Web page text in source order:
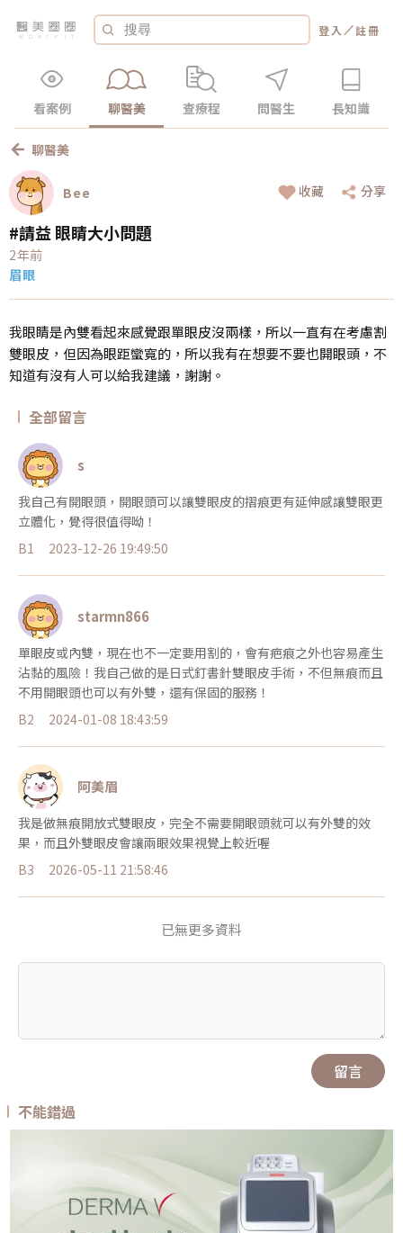
登入 ／註冊
看案例 聊醫美 查療程 問醫生 長知識
聊醫美
Bee 收藏 分享
#請益 眼睛大小問題
2年前
眉眼
我眼睛是內雙看起來感覺跟單眼皮沒兩樣，所以一直有在考慮割
雙眼皮，但因為眼距蠻寬的，所以我有在想要不要也開眼頭，不
知道有沒有人可以給我建議，謝謝。
全部留言
s
我自己有開眼頭，開眼頭可以讓雙眼皮的摺痕更有延伸感讓雙眼更
立體化，覺得很值得呦！
B1
2023-12-26 19:49:50
starmn866
單眼皮或內雙，現在也不一定要用割的，會有疤痕之外也容易產生
沾黏的風險！我自己做的是日式釘書針雙眼皮手術，不但無痕而且
不用開眼頭也可以有外雙，還有保固的服務！
B2
2024-01-08 18:43:59
阿美眉
我是做無痕開放式雙眼皮，完全不需要開眼頭就可以有外雙的效
果，而且外雙眼皮會讓兩眼效果視覺上較近喔
B3
2026-05-11 21:58:46
已無更多資料
留言
不能錯過